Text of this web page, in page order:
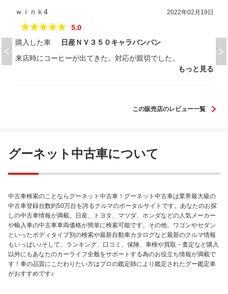
ｗｉｎｋ4 2022年02月19日
★★★★★
5.0
購入した車
日産ＮＶ３５０キャラバンバン
来店時にコーヒーが出てきた。対応が親切でした。
もっと見る
この販売店のレビュー一覧
グーネット中古車について
中古車検索のことならグーネット中古車！グーネット中古車は業界最大級の
中古車登録台数約50万台を誇るクルマのポータルサイトです。あなたのお探
しの中古車情報が満載。日産、トヨタ、マツダ、ホンダなどの人気メーカー
や輸入車の中古車車両価格が簡単に検索可能です。その他、ワゴンやセダン
といったボディタイプ別の検索や最新自動車カタログなど最新のクルマ情報
もいっぱい♪そして、ランキング、口コミ、保険、車検や買取・査定など購入
以外にもあなたのカーライフ全般をサポートする為のお役立ち情報が満載で
す！車の品質にこだわりたい方はプロの鑑定師により鑑定されたグー鑑定車
がおすすめです♪